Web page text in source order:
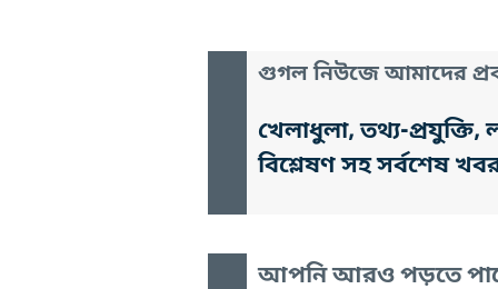
গুগল নিউজে আমাদের
খেলাধুলা, তথ্য-
বিশ্লেষণ সহ সর্বশেষ
আপনি আরও পড়তে